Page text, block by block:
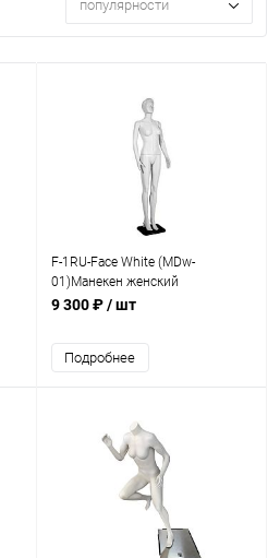
популярности
F-1RU-Face White (MDw-
01)Манекен женский
пластиковый с лицом, рост
9 300 ₽/ шт
Подробнее